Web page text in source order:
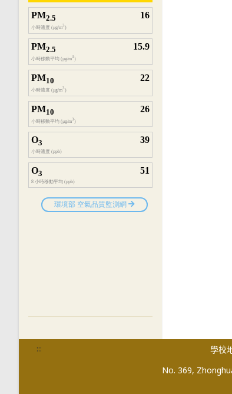
::: 學校
No. 369,